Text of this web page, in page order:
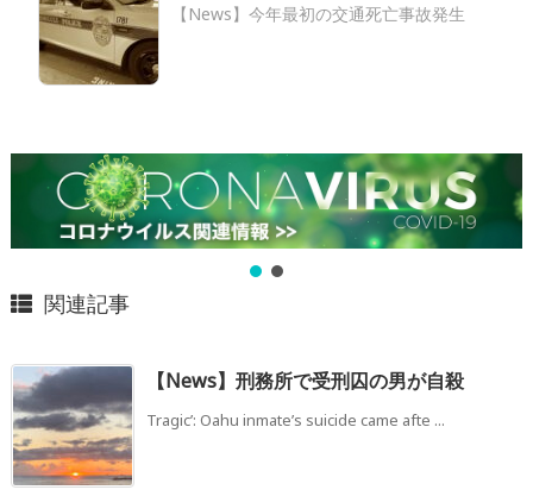
【News】今年最初の交通死亡事故発生
関連記事
【News】刑務所で受刑囚の男が自殺
Tragic’: Oahu inmate’s suicide came afte ...